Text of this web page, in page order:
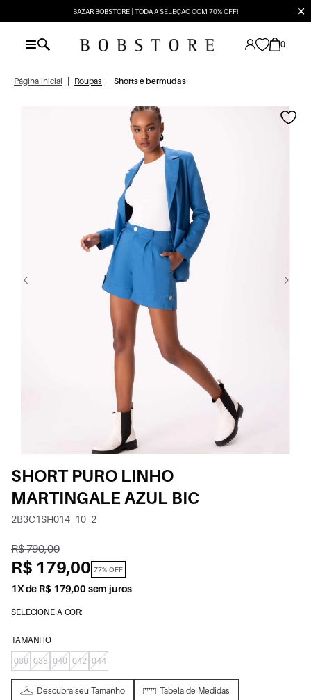
BAZAR BOBSTORE | TODA A SELEÇÃO COM 70% OFF! ✕
0
Página inicial Roupas Shorts e bermudas
SHORT PURO LINHO
MARTINGALE AZUL BIC
2B3C1SH014_10_2
R$ 790,00
R$ 179,00 77% OFF
1X de R$ 179,00 sem juros
SELECIONE A COR:
TAMANHO
036 038 040 042 044
Descubra seu Tamanho Tabela de Medidas